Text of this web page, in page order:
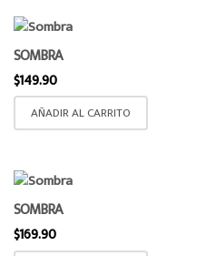
SOMBRA
$149.90
AÑADIR AL CARRITO
SOMBRA
$169.90